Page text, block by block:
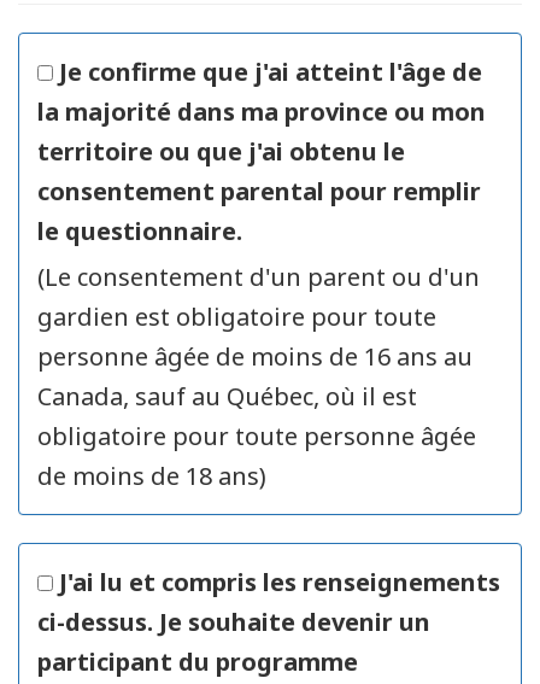
Je confirme que j'ai atteint l'âge de
la majorité dans ma province ou mon
territoire ou que j'ai obtenu le
consentement parental pour remplir
le questionnaire.
(Le consentement d'un parent ou d'un
gardien est obligatoire pour toute
personne âgée de moins de 16 ans au
Canada, sauf au Québec, où il est
obligatoire pour toute personne âgée
de moins de 18 ans)
J'ai lu et compris les renseignements
ci-dessus. Je souhaite devenir un
participant du programme